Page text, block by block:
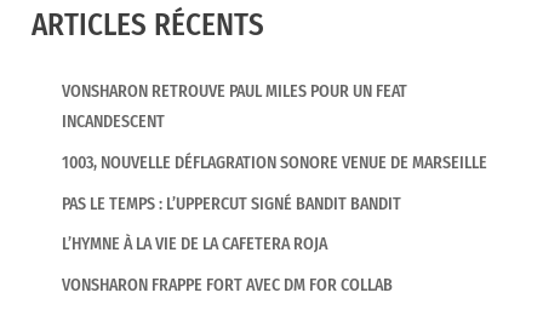
ARTICLES RÉCENTS
VONSHARON RETROUVE PAUL MILES POUR UN FEAT
INCANDESCENT
1003, NOUVELLE DÉFLAGRATION SONORE VENUE DE MARSEILLE
PAS LE TEMPS : L’UPPERCUT SIGNÉ BANDIT BANDIT
L’HYMNE À LA VIE DE LA CAFETERA ROJA
VONSHARON FRAPPE FORT AVEC DM FOR COLLAB